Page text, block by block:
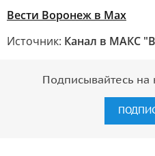
Вести Воронеж в Мах
Источник: Канал в МАКС
Подписывайтесь